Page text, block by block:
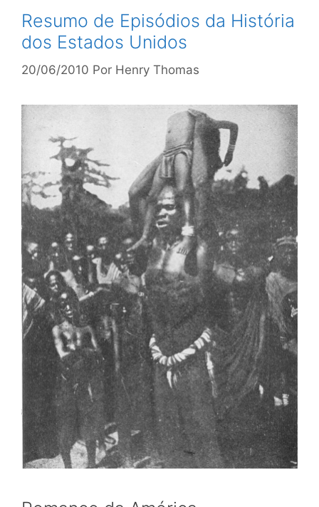
Resumo de Episódios da História
dos Estados Unidos
20/06/2010 Por Henry Thomas